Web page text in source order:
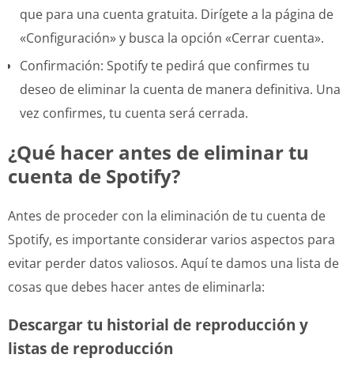
que para una cuenta gratuita. Dirígete a la página de
«Configuración» y busca la opción «Cerrar cuenta».
Confirmación: Spotify te pedirá que confirmes tu
deseo de eliminar la cuenta de manera definitiva. Una
vez confirmes, tu cuenta será cerrada.
¿Qué hacer antes de eliminar tu
cuenta de Spotify?
Antes de proceder con la eliminación de tu cuenta de
Spotify, es importante considerar varios aspectos para
evitar perder datos valiosos. Aquí te damos una lista de
cosas que debes hacer antes de eliminarla:
Descargar tu historial de reproducción y
listas de reproducción